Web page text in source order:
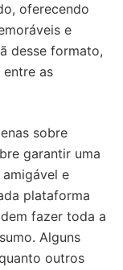
oferecendo
e
desse formato,
entre as
sobre
garantir uma
e
plataforma
fazer toda a
Alguns
outros